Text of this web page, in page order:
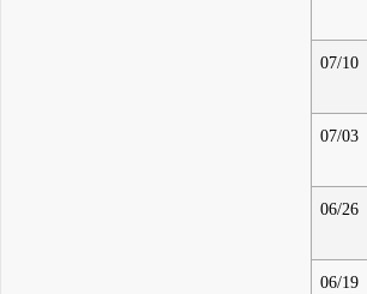
07/10
07/03
06/26
06/19